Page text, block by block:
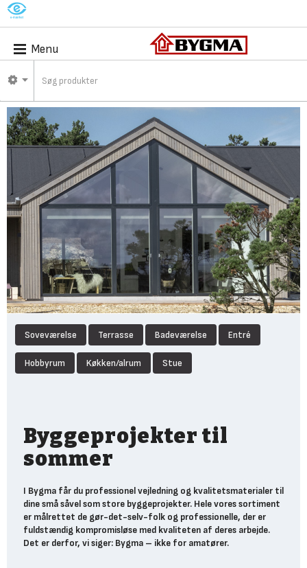
M
Menu
Soveværelse Terrasse Badeværelse Entré
Hobbyrum Køkken/alrum Stue
Byggeprojekter til
sommer
I Bygma får du professionel vejledning og kvalitetsmaterialer til
dine små såvel som store byggeprojekter. Hele vores sortiment
er målrettet de gør-det-selv-folk og professionelle, der er
fuldstændig kompromisløse med kvaliteten af deres arbejde.
Det er derfor, vi siger: Bygma – ikke for amatører.